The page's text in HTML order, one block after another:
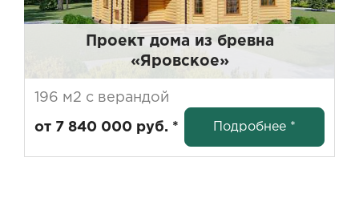
Проект дома из бревна
«Яровское»
196 м2 с верандой
от 7 840 000 руб. * Подробнее *